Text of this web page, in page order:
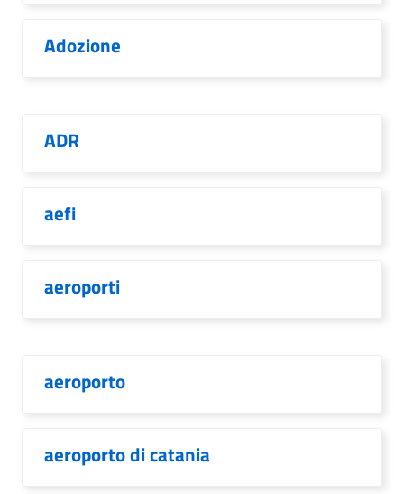
Adozione
ADR
aefi
aeroporti
aeroporto
aeroporto di catania